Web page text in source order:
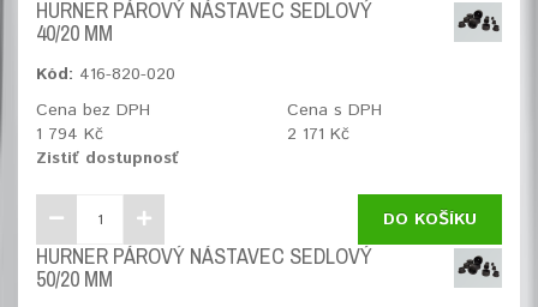
HURNER PÁROVÝ NÁSTAVEC SEDLOVÝ
40/20 MM
Kód: 416-820-020
Cena bez DPH
1 794 Kč
Cena s DPH
2 171 Kč
Zistiť dostupnosť
DO KOŠÍKU
HURNER PÁROVÝ NÁSTAVEC SEDLOVÝ
50/20 MM